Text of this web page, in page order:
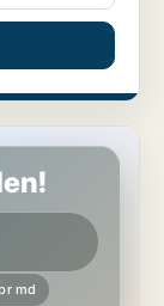
md